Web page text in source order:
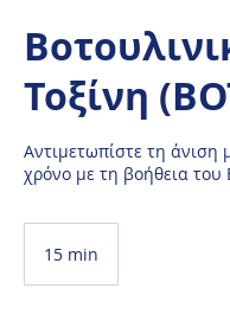
Τοξίνη
Αντιμετωπίστε τη άνιση
χρόνο με τη βοήθεια
15 min